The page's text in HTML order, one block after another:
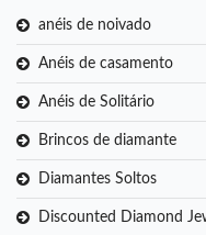
anéis de noivado
Anéis de casamento
Anéis de Solitário
Brincos de diamante
Diamantes Soltos
Discounted Diamond